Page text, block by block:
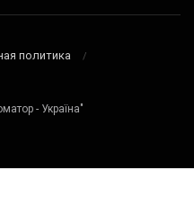
политика
- Україна"